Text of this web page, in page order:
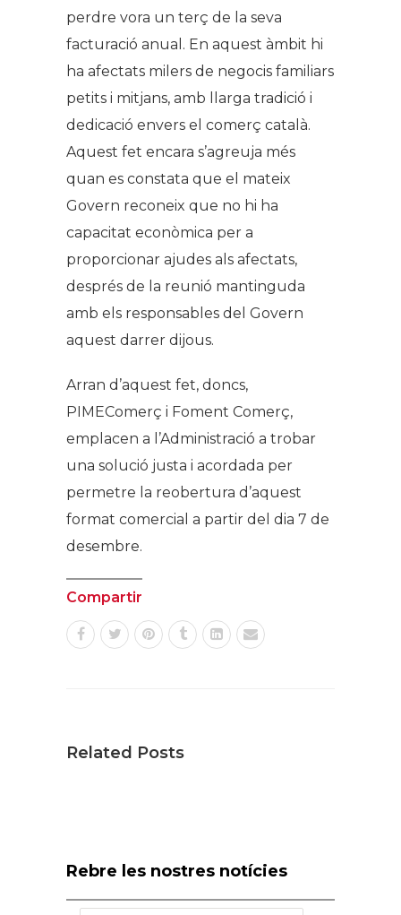
perdre vora un terç de la seva
facturació anual. En aquest àmbit hi
ha afectats milers de negocis familiars
petits i mitjans, amb llarga tradició i
dedicació envers el comerç català.
Aquest fet encara s’agreuja més
quan es constata que el mateix
Govern reconeix que no hi ha
capacitat econòmica per a
proporcionar ajudes als afectats,
després de la reunió mantinguda
amb els responsables del Govern
aquest darrer dijous.
Arran d’aquest fet, doncs,
PIMEComerç i Foment Comerç,
emplacen a l’Administració a trobar
una solució justa i acordada per
permetre la reobertura d’aquest
format comercial a partir del dia 7 de
desembre.
Compartir
Related Posts
Rebre les nostres notícies